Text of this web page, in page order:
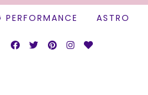
PERFORMANCE ASTRO